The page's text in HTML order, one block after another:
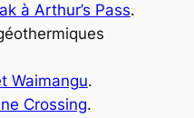
à Arthur’s Pass.
Waimangu.
Crossing.